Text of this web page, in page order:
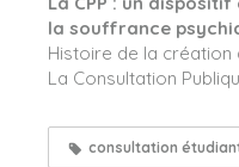
la souffrance
Histoire de la création
La Consultation
consultation